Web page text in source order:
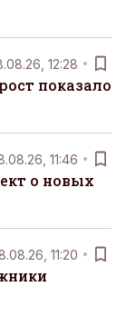
12:28
показало
11:46
о новых
11:20